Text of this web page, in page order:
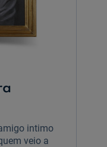
intimo
veio a